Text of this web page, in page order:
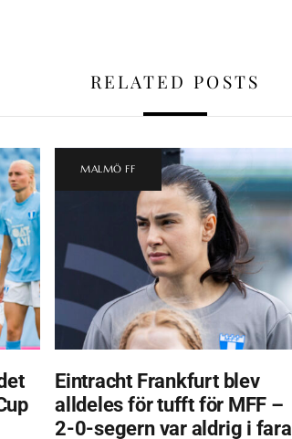
RELATED POSTS
MALMÖ FF
Eintracht Frankfurt blev
alldeles för tufft för MFF –
2-0-segern var aldrig i fara